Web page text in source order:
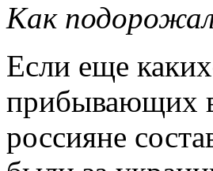
Как
Если еще
прибывающих
россияне